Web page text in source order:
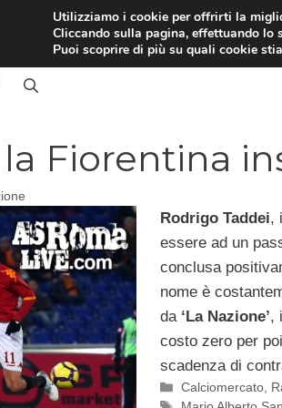
RASSEGNA STAMPA
Fiorentina
Rodrigo Taddei,
essere ad un
conclusa
nome è
da‘La Nazione’,
costo zero per
scadenza di
Categorie
Calciomercato,
Utilizziamo i cookie per offrirti la
Cliccando sulla pagina, effettuando lo
Puoi scoprire di più su quali cookie